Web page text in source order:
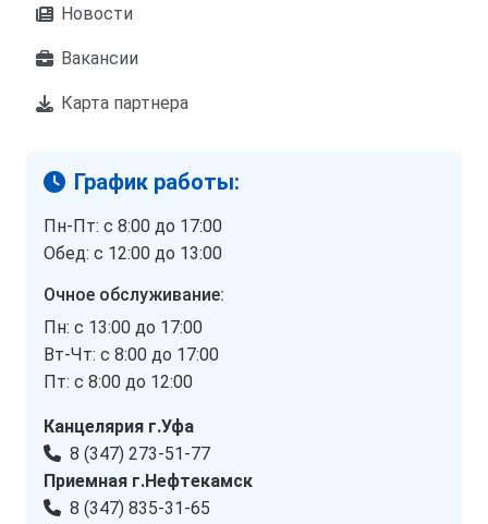
Новости
Вакансии
Карта партнера
График работы:
Пн-Пт: с 8:00 до 17:00
Обед: с 12:00 до 13:00
Очное обслуживание:
Пн: с 13:00 до 17:00
Вт-Чт: с 8:00 до 17:00
Пт: с 8:00 до 12:00
Канцелярия г.Уфа
8 (347) 273-51-77
Приемная г.Нефтекамск
8 (347) 835-31-65